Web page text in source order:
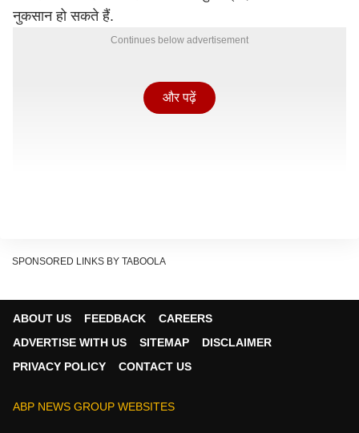
नुकसान हो सकते हैं.
Continues below advertisement
डिस्प्ले ब्राइटनेस फुल रखने के नुकसान
और पढ़ें
SPONSORED LINKS BY TABOOLA
ABOUT US FEEDBACK
CAREERS
ADVERTISE WITH US
SITEMAP
DISCLAIMER
PRIVACY POLICY
CONTACT US
ABP NEWS GROUP WEBSITES